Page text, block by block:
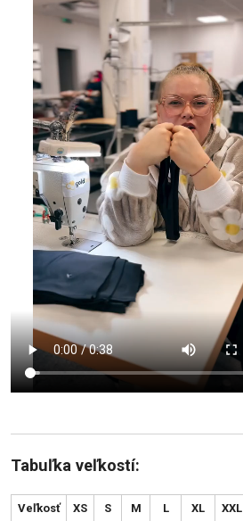
Tabuľka veľkostí:
Veľkosť XS S M L XL XXL